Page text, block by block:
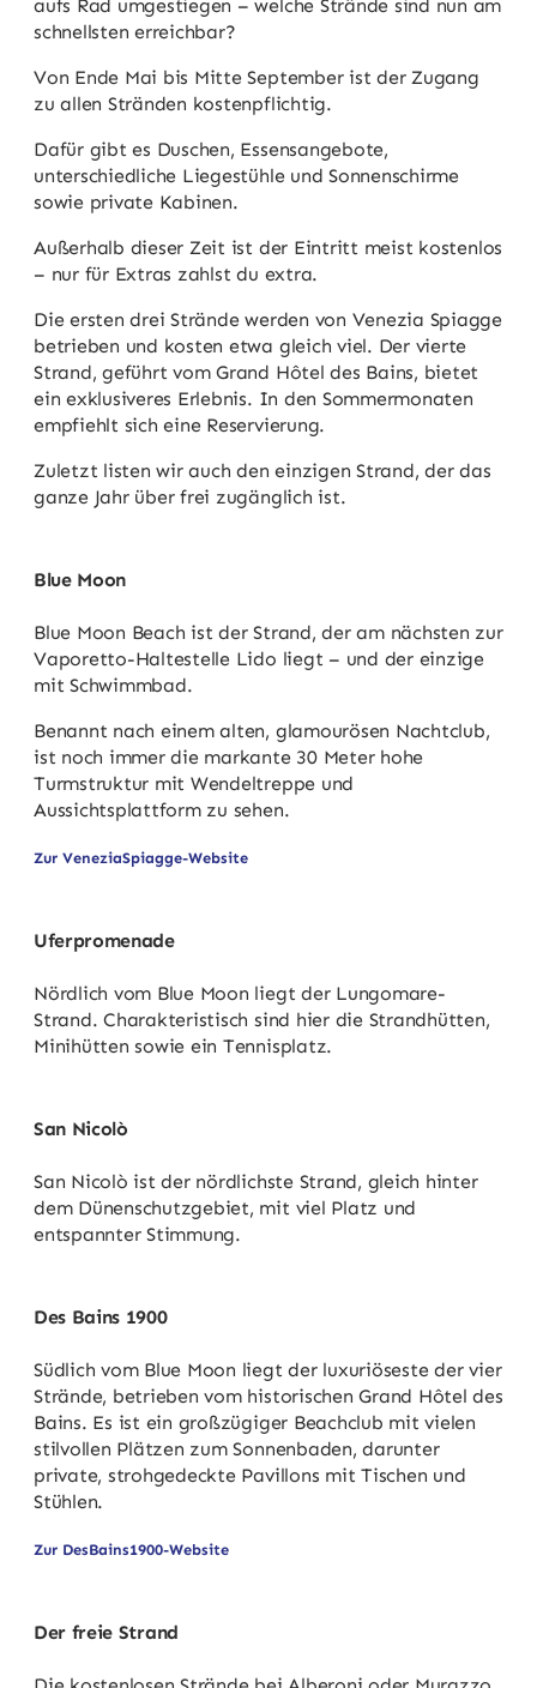
aufs Rad umgestiegen – welche Strände sind nun am
schnellsten erreichbar?
Von Ende Mai bis Mitte September ist der Zugang
zu allen Stränden kostenpflichtig.
Dafür gibt es Duschen, Essensangebote,
unterschiedliche Liegestühle und Sonnenschirme
sowie private Kabinen.
Außerhalb dieser Zeit ist der Eintritt meist kostenlos
– nur für Extras zahlst du extra.
Die ersten drei Strände werden von Venezia Spiagge
betrieben und kosten etwa gleich viel. Der vierte
Strand, geführt vom Grand Hôtel des Bains, bietet
ein exklusiveres Erlebnis. In den Sommermonaten
empfiehlt sich eine Reservierung.
Zuletzt listen wir auch den einzigen Strand, der das
ganze Jahr über frei zugänglich ist.
Blue Moon
Blue Moon Beach ist der Strand, der am nächsten zur
Vaporetto-Haltestelle Lido liegt – und der einzige
mit Schwimmbad.
Benannt nach einem alten, glamourösen Nachtclub,
ist noch immer die markante 30 Meter hohe
Turmstruktur mit Wendeltreppe und
Aussichtsplattform zu sehen.
Zur VeneziaSpiagge-Website
Uferpromenade
Nördlich vom Blue Moon liegt der Lungomare-
Strand. Charakteristisch sind hier die Strandhütten,
Minihütten sowie ein Tennisplatz.
San Nicolò
San Nicolò ist der nördlichste Strand, gleich hinter
dem Dünenschutzgebiet, mit viel Platz und
entspannter Stimmung.
Des Bains 1900
Südlich vom Blue Moon liegt der luxuriöseste der vier
Strände, betrieben vom historischen Grand Hôtel des
Bains. Es ist ein großzügiger Beachclub mit vielen
stilvollen Plätzen zum Sonnenbaden, darunter
private, strohgedeckte Pavillons mit Tischen und
Stühlen.
Zur DesBains1900-Website
Der freie Strand